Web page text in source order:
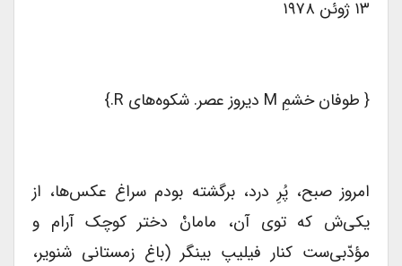
۱۳ ژوئن ۱۹۷۸
{ طوفان خشمِ M دیروز عصر. شکوه‌های R.}
امروز صبح، پُرِ درد، برگشته بودم سراغ عکس‌ها، از
یکی‌ش که توی آن، مامانْ دختر کوچک آرام و
مؤدّبی‌ست کنار فیلیپ بینگر (باغ زمستانی شنویر،